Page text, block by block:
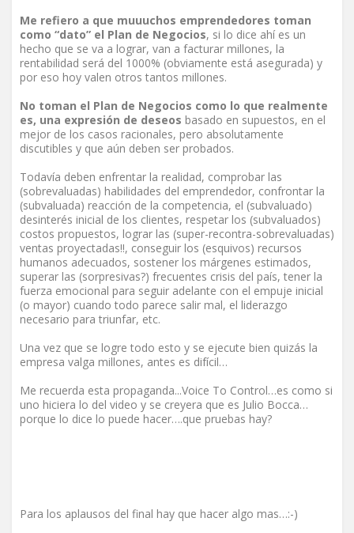
Me refiero a que muuuchos emprendedores toman
como “dato” el Plan de Negocios, si lo dice ahí es un
hecho que se va a lograr, van a facturar millones, la
rentabilidad será del 1000% (obviamente está asegurada) y
por eso hoy valen otros tantos millones.
No toman el Plan de Negocios como lo que realmente
es, una expresión de deseos basado en supuestos, en el
mejor de los casos racionales, pero absolutamente
discutibles y que aún deben ser probados.
Todavía deben enfrentar la realidad, comprobar las
(sobrevaluadas) habilidades del emprendedor, confrontar la
(subvaluada) reacción de la competencia, el (subvaluado)
desinterés inicial de los clientes, respetar los (subvaluados)
costos propuestos, lograr las (super-recontra-sobrevaluadas)
ventas proyectadas!!, conseguir los (esquivos) recursos
humanos adecuados, sostener los márgenes estimados,
superar las (sorpresivas?) frecuentes crisis del país, tener la
fuerza emocional para seguir adelante con el empuje inicial
(o mayor) cuando todo parece salir mal, el liderazgo
necesario para triunfar, etc.
Una vez que se logre todo esto y se ejecute bien quizás la
empresa valga millones, antes es difícil…
Me recuerda esta propaganda...Voice To Control…es como si
uno hiciera lo del video y se creyera que es Julio Bocca…
porque lo dice lo puede hacer….que pruebas hay?
Para los aplausos del final hay que hacer algo mas…:-)